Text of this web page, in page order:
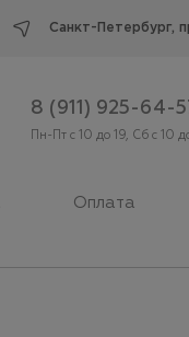
Cанкт-Петербург,
8 (911) 925-64-
Пн-Пт с 10 до 19, Сб с 10
Оплата